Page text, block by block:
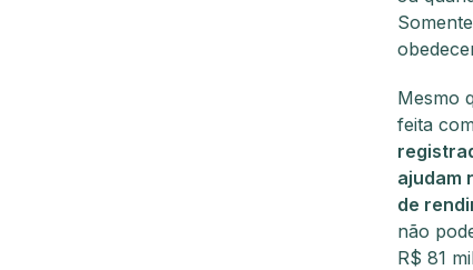
Mesmo
feita
ajudam
de
não
R$ 81